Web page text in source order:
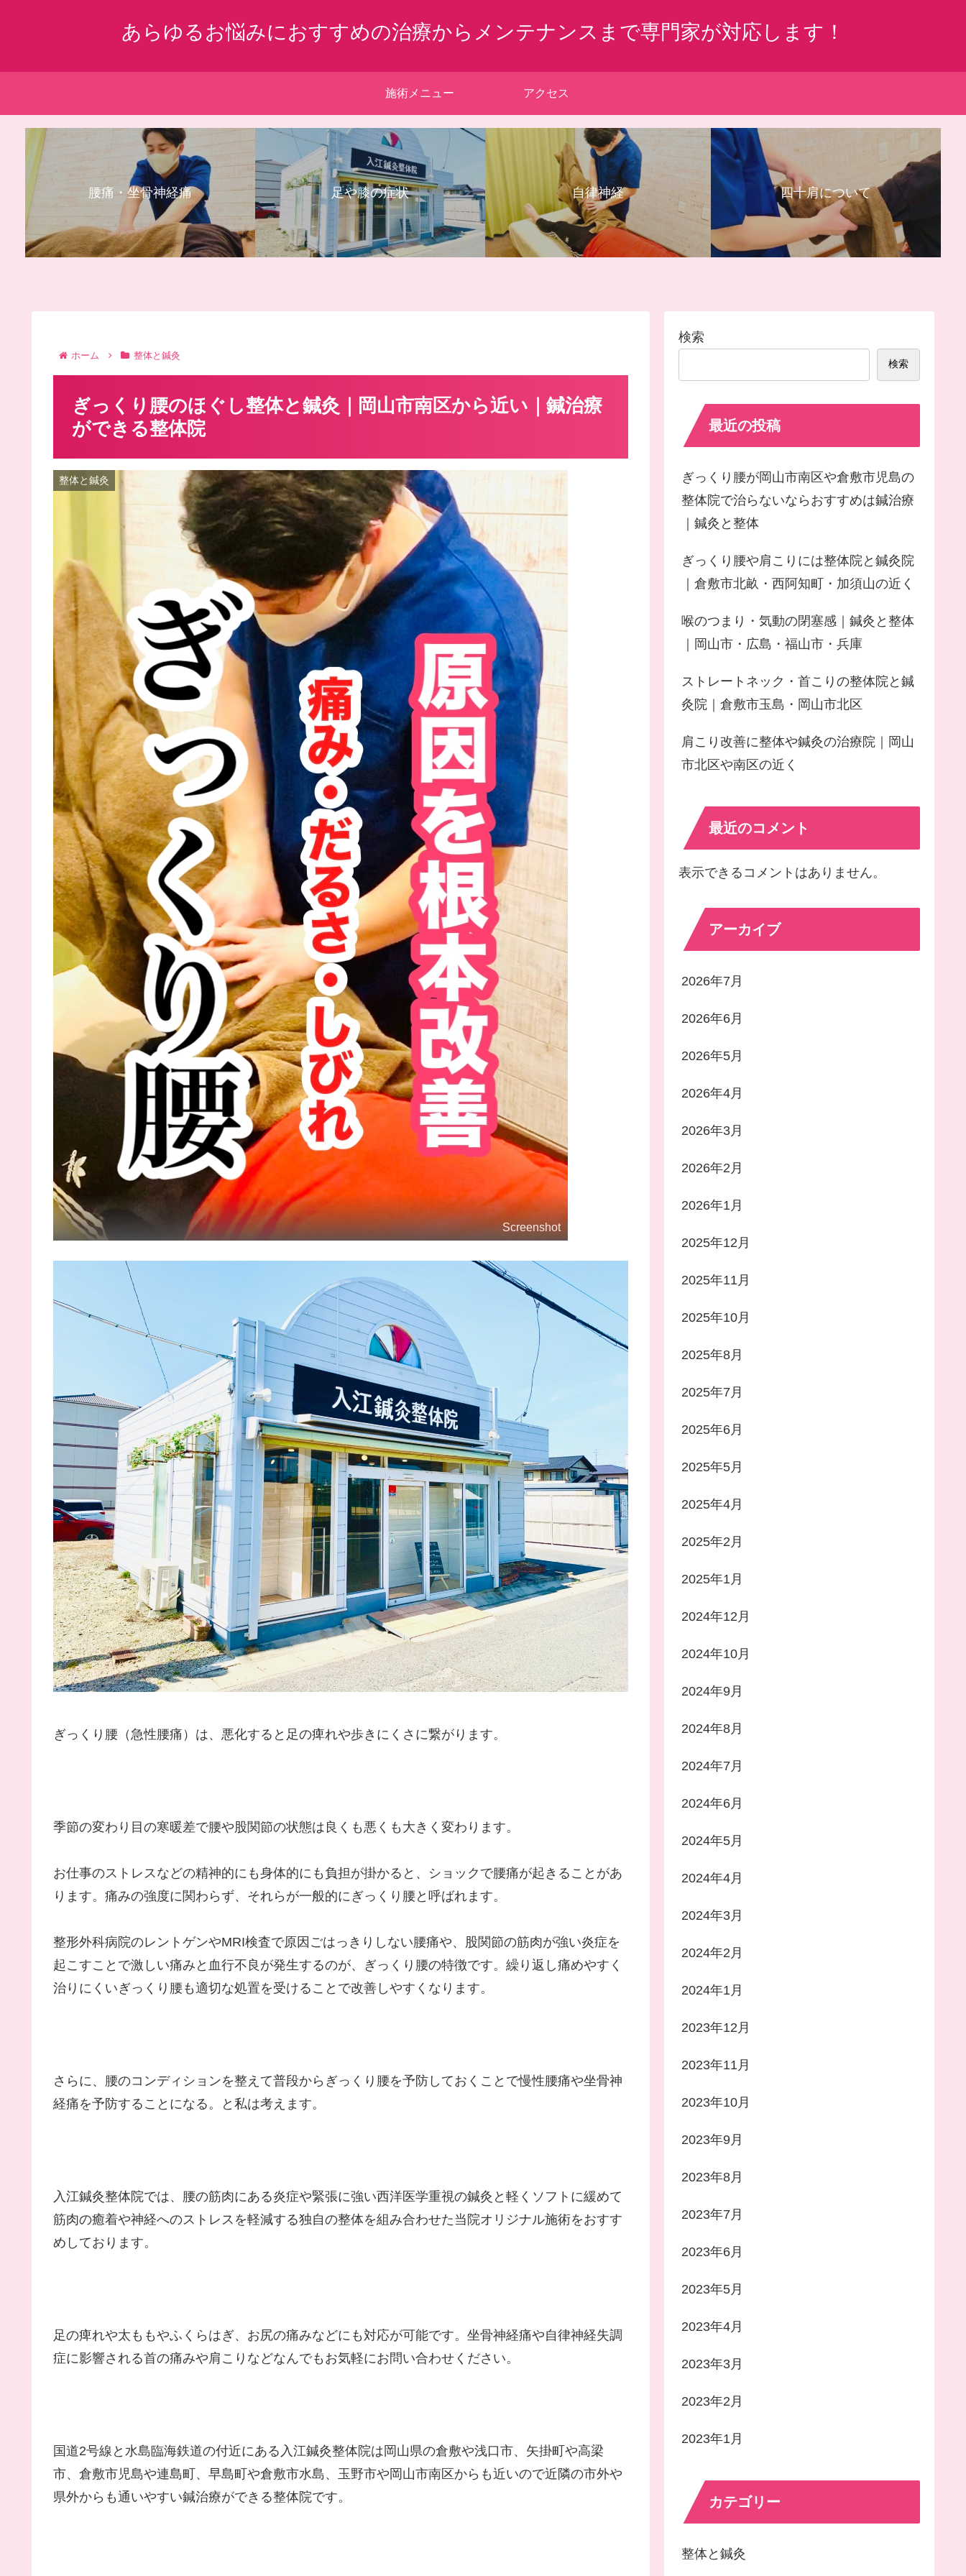
あらゆるお悩みにおすすめの治療からメンテナンスまで専門家が対応します！
施術メニュー アクセス
腰痛・坐骨神経痛 足や膝の症状 自律神経 四十肩について
ホーム 整体と鍼灸
ぎっくり腰のほぐし整体と鍼灸｜岡山市南区から近い｜鍼治療
ができる整体院
整体と鍼灸
Screenshot
ぎっくり腰（急性腰痛）は、悪化すると足の痺れや歩きにくさに繋がります。
季節の変わり目の寒暖差で腰や股関節の状態は良くも悪くも大きく変わります。
お仕事のストレスなどの精神的にも身体的にも負担が掛かると、ショックで腰痛が起きることがあ
ります。痛みの強度に関わらず、それらが一般的にぎっくり腰と呼ばれます。
整形外科病院のレントゲンやMRI検査で原因ごはっきりしない腰痛や、股関節の筋肉が強い炎症を
起こすことで激しい痛みと血行不良が発生するのが、ぎっくり腰の特徴です。繰り返し痛めやすく
治りにくいぎっくり腰も適切な処置を受けることで改善しやすくなります。
さらに、腰のコンディションを整えて普段からぎっくり腰を予防しておくことで慢性腰痛や坐骨神
経痛を予防することになる。と私は考えます。
入江鍼灸整体院では、腰の筋肉にある炎症や緊張に強い西洋医学重視の鍼灸と軽くソフトに緩めて
筋肉の癒着や神経へのストレスを軽減する独自の整体を組み合わせた当院オリジナル施術をおすす
めしております。
足の痺れや太ももやふくらはぎ、お尻の痛みなどにも対応が可能です。坐骨神経痛や自律神経失調
症に影響される首の痛みや肩こりなどなんでもお気軽にお問い合わせください。
国道2号線と水島臨海鉄道の付近にある入江鍼灸整体院は岡山県の倉敷や浅口市、矢掛町や高梁
市、倉敷市児島や連島町、早島町や倉敷市水島、玉野市や岡山市南区からも近いので近隣の市外や
県外からも通いやすい鍼治療ができる整体院です。
検索
検索
最近の投稿
ぎっくり腰が岡山市南区や倉敷市児島の
整体院で治らないならおすすめは鍼治療
｜鍼灸と整体
ぎっくり腰や肩こりには整体院と鍼灸院
｜倉敷市北畝・西阿知町・加須山の近く
喉のつまり・気動の閉塞感｜鍼灸と整体
｜岡山市・広島・福山市・兵庫
ストレートネック・首こりの整体院と鍼
灸院｜倉敷市玉島・岡山市北区
肩こり改善に整体や鍼灸の治療院｜岡山
市北区や南区の近く
最近のコメント
表示できるコメントはありません。
アーカイブ
2026年7月
2026年6月
2026年5月
2026年4月
2026年3月
2026年2月
2026年1月
2025年12月
2025年11月
2025年10月
2025年8月
2025年7月
2025年6月
2025年5月
2025年4月
2025年2月
2025年1月
2024年12月
2024年10月
2024年9月
2024年8月
2024年7月
2024年6月
2024年5月
2024年4月
2024年3月
2024年2月
2024年1月
2023年12月
2023年11月
2023年10月
2023年9月
2023年8月
2023年7月
2023年6月
2023年5月
2023年4月
2023年3月
2023年2月
2023年1月
カテゴリー
整体と鍼灸